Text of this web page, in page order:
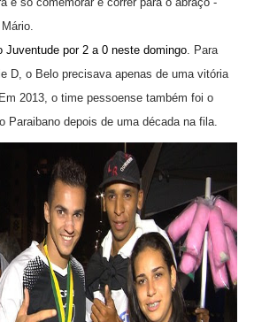
Juventude por 2 a 0 neste domingo. Para
D, o Belo precisava apenas de uma vitória
2013, o time pessoense também foi o
Paraibano depois de uma década na fila.